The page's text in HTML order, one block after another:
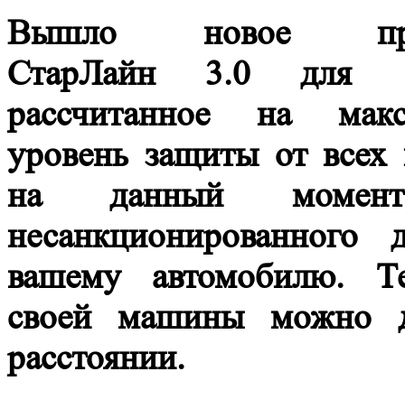
Вышло новое
СтарЛайн 3.0 для
рассчитанное на
уровень защиты от всех
на данный
несанкционированного
вашему автомобилю.
своей машины можно
расстоянии.